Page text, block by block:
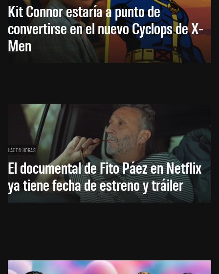
Kit Connor estaría a punto de
convertirse en el nuevo Cyclops de X-
Men
HACE 6 HORAS
El documental de Fito Páez en Netflix
ya tiene fecha de estreno y tráiler